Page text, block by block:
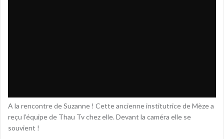
A la rencontre de Suzanne ! Cette ancienne institutrice de Mèze a
reçu l’équipe de Thau Tv chez elle. Devant la caméra elle se
souvient !